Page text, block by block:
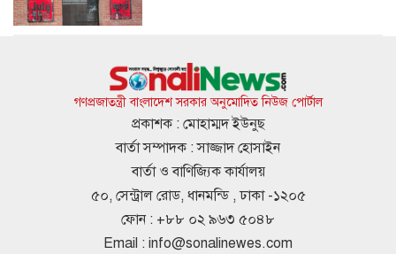
জাতীয় গ্রিডে এলএনজি সরবরাহ শুরু, কমতে
পারে গ্যাস সংকট
মেসির জোড়া গোলে মায়ামির অবিশ্বাস্য
গণপ্রজাতন্ত্রী বাংলাদেশ সরকার অনুমোদিত নিউজ পোর্টাল
প্রকাশক : মোহাম্মদ ইউনুছ
বার্তা সম্পাদক : সাজ্জাদ হোসাইন
বার্তা ও বাণিজ্যিক কার্যালয়
৫০, সেন্ট্রাল রোড, ধানমন্ডি , ঢাকা -১২০৫
ফোন : +৮৮ ০২ ৯৬৩ ৫০৪৮
Email : info@sonalinewes.com